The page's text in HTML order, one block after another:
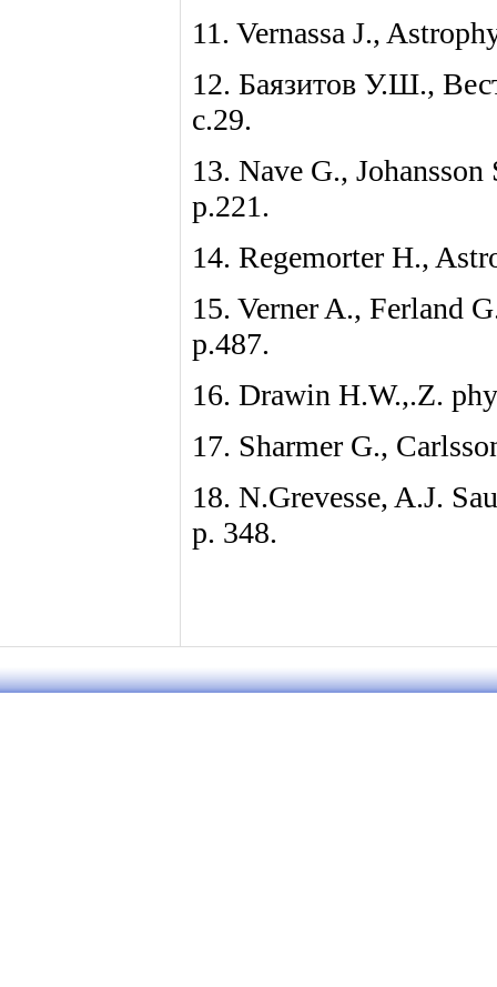
11. Vernassa J.,
12. Баязитов У.Ш.,
с.29.
13. Nave G.,
p.221.
14. Regemorter H.,
15. Verner A., Ferland
p.487.
16. Drawin H.W.,.Z.
17. Sharmer G.,
18. N.Grevesse, A.J.
p. 348.